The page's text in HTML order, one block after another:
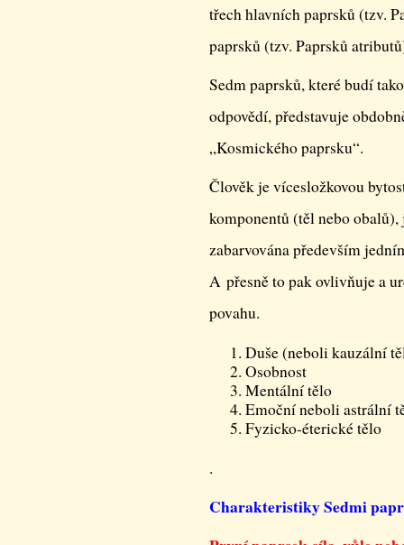
třech hlavních paprsků (tzv.
paprsků (tzv. Paprsků
Sedm paprsků, které budí
odpovědí, představuje
„Kosmického paprsku“.
Člověk je vícesložkovou
komponentů (těl nebo
zabarvována především
A přesně to pak ovlivňuje a
povahu.
Duše (neboli kauzální
Osobnost
Mentální tělo
Emoční neboli astrální
Fyzicko-éterické tělo
.
Charakteristiky Sedmi